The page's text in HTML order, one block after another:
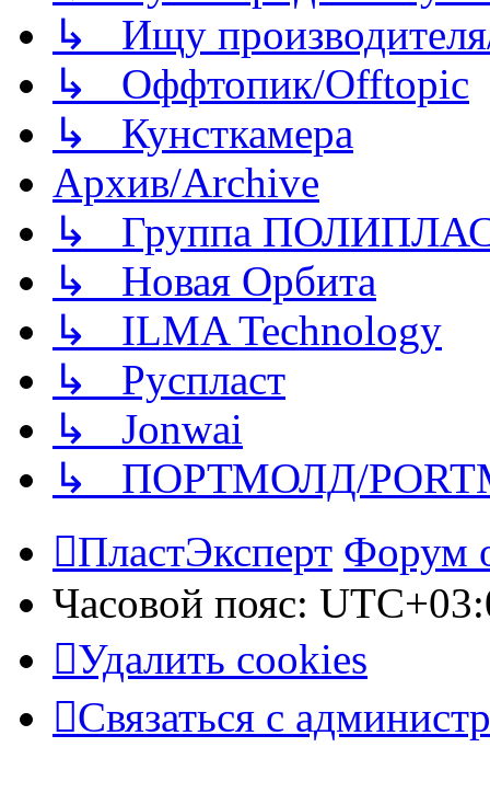
↳ Ищу
↳ Оффтопик/Offtopic
↳ Кунсткамера
Архив/Archive
↳ Группа
↳ Новая Орбита
↳ ILMA Technology
↳ Руспласт
↳ Jonwai
↳ ПОРТМОЛД/
ПластЭксперт Форум
Часовой пояс:
Удалить cookies
Связаться с